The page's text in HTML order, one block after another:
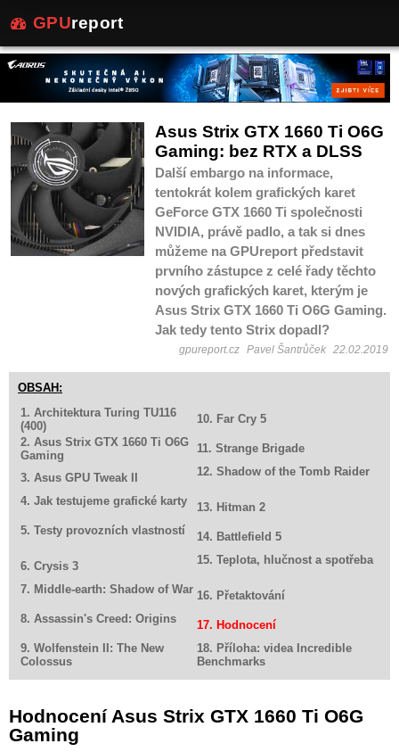
GPUreport
Asus Strix GTX 1660 Ti O6G
Gaming: bez RTX a DLSS
Další embargo na informace,
tentokrát kolem grafických karet
GeForce GTX 1660 Ti společnosti
NVIDIA, právě padlo, a tak si dnes
můžeme na GPUreport představit
prvního zástupce z celé řady těchto
nových grafických karet, kterým je
Asus Strix GTX 1660 Ti O6G Gaming.
Jak tedy tento Strix dopadl?
gpureport.cz Pavel Šantrůček 22.02.2019
OBSAH:
1. Architektura Turing TU116
(400)
10. Far Cry 5
2. Asus Strix GTX 1660 Ti O6G
Gaming
11. Strange Brigade
3. Asus GPU Tweak II 12. Shadow of the Tomb Raider
4. Jak testujeme grafické karty
13. Hitman 2
5. Testy provozních vlastností
14. Battlefield 5
6. Crysis 3 15. Teplota, hlučnost a spotřeba
7. Middle-earth: Shadow of War 16. Přetaktování
8. Assassin's Creed: Origins
17. Hodnocení
9. Wolfenstein II: The New
Colossus
18. Příloha: videa Incredible
Benchmarks
Hodnocení Asus Strix GTX 1660 Ti O6G
Gaming